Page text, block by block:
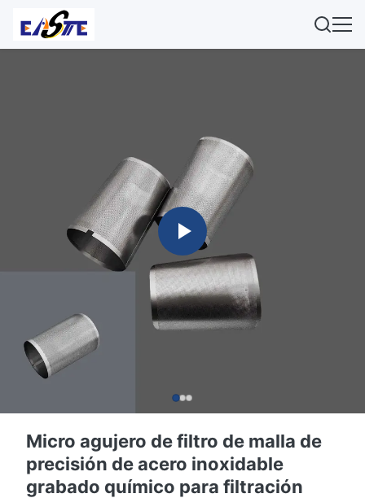
Micro agujero de filtro de malla de
precisión de acero inoxidable
grabado químico para filtración